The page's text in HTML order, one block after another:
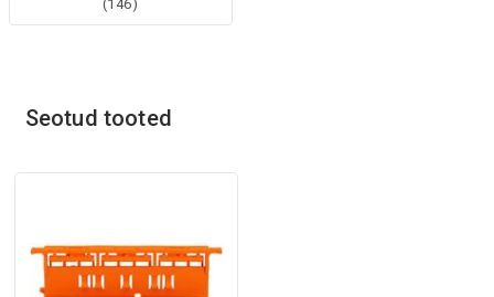
(146)
Seotud tooted